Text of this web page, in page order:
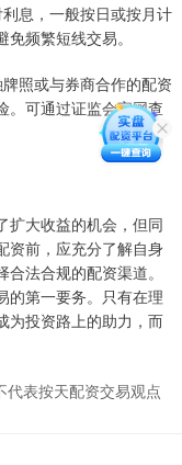
息，一般按日或按月计
频繁短线交易。
照或与券商合作的配资
。可通过证监会官网查
扩大收益的机会，但同
资前，应充分了解自身
法合规的配资渠道。
的第一要务。只有在理
为投资路上的助力，而
表按天配资交易观点